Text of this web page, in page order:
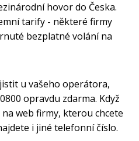
hovor do Česka.
tarify - některé firmy
bezplatné volání na
u vašeho operátora,
opravdu zdarma. Když
web firmy, kterou chcete
i jiné telefonní číslo.